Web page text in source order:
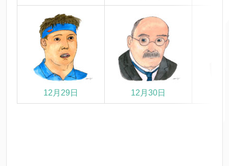
12月29日 12月30日